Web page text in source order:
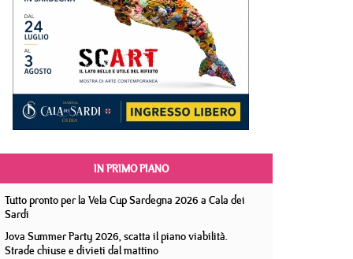
IN PRIMO PIANO
Tutto pronto per la Vela Cup Sardegna 2026 a Cala dei
Sardi
Jova Summer Party 2026, scatta il piano viabilità.
Strade chiuse e divieti dal mattino